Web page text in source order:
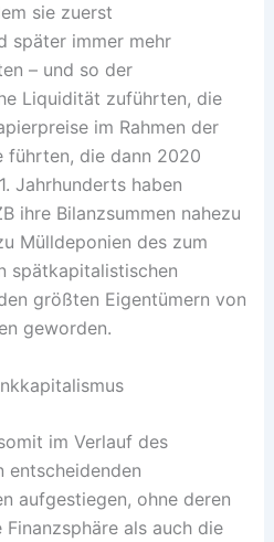
sie zuerst
später immer mehr
– und so der
Liquidität zuführten, die
im Rahmen der
führten, die dann 2020
Jahrhunderts haben
ihre Bilanzsummen nahezu
Mülldeponien des zum
spätkapitalistischen
größten Eigentümern von
geworden.
im Verlauf des
entscheidenden
aufgestiegen, ohne deren
als auch die